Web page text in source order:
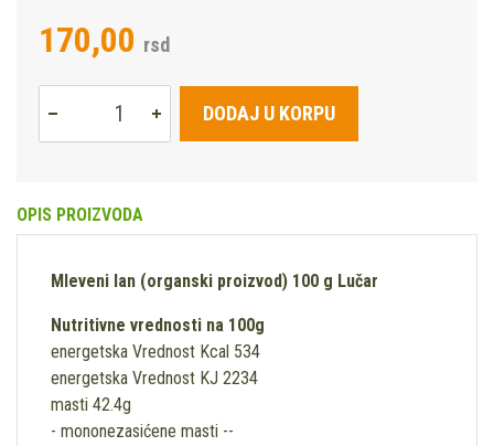
170,00 rsd
DODAJ U KORPU
OPIS PROIZVODA
Mleveni lan (organski proizvod) 100 g Lučar
Nutritivne vrednosti na 100g
energetska Vrednost Kcal 534
energetska Vrednost KJ 2234
masti 42.4g
- mononezasićene masti --